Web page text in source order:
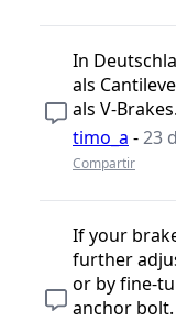
In
als
als V-Brakes.
timo_a -23
Compartir
If your
further
or by fine-
anchor bolt.